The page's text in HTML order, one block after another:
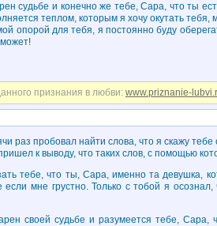
судьбе и конечно же тебе, Сара, что ты
теплом, которым я хочу окутать тебя,
опорой для тебя, я постоянно буду
признания в любви: www.priznanie-
раз пробовал найти слова, что я скажу
к выводу, что таких слов, с помощью
тебе, что ты, Сара, именно та девушка,
если мне грустно. Только с тобой я
своей судьбе и разумеется тебе,